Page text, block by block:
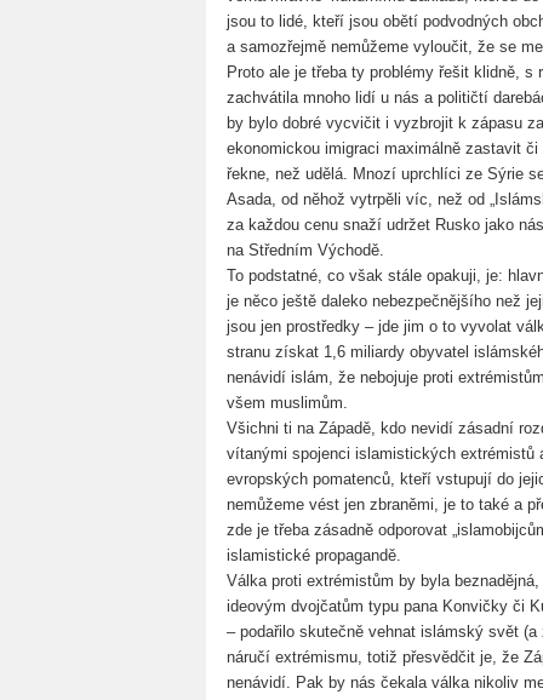
jsou to lidé, kteří jsou obětí podvodných
a samozřejmě nemůžeme vyloučit, že se
Proto ale je třeba ty problémy řešit klidně,
zachvátila mnoho lidí u nás a političtí
by bylo dobré vycvičit i vyzbrojit k zápasu
ekonomickou imigraci maximálně zastavit
řekne, než udělá. Mnozí uprchlíci ze Sýrie
Asada, od něhož vytrpěli víc, než od
za každou cenu snaží udržet Rusko jako
na Středním Východě.
To podstatné, co však stále opakuji, je:
je něco ještě daleko nebezpečnějšího než
jsou jen prostředky – jde jim o to vyvolat
stranu získat 1,6 miliardy obyvatel
nenávidí islám, že nebojuje proti
všem muslimům.
Všichni ti na Západě, kdo nevidí zásadní
vítanými spojenci islamistických
evropských pomatenců, kteří vstupují do
nemůžeme vést jen zbraněmi, je to také a
zde je třeba zásadně odporovat
islamistické propagandě.
Válka proti extrémistům by byla
ideovým dvojčatům typu pana Konvičky či
– podařilo skutečně vehnat islámský svět
náručí extrémismu, totiž přesvědčit je, že
nenávidí. Pak by nás čekala válka nikoliv